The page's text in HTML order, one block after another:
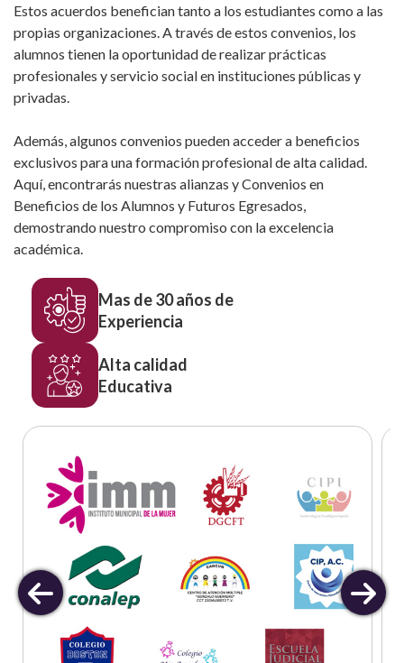
Estos acuerdos benefician tanto a los estudiantes como a las
propias organizaciones. A través de estos convenios, los
alumnos tienen la oportunidad de realizar prácticas
profesionales y servicio social en instituciones públicas y
privadas.
Además, algunos convenios pueden acceder a beneficios
exclusivos para una formación profesional de alta calidad.
Aquí, encontrarás nuestras alianzas y Convenios en
Beneficios de los Alumnos y Futuros Egresados,
demostrando nuestro compromiso con la excelencia
académica.
Mas de 30 años de
Experiencia
Alta calidad
Educativa